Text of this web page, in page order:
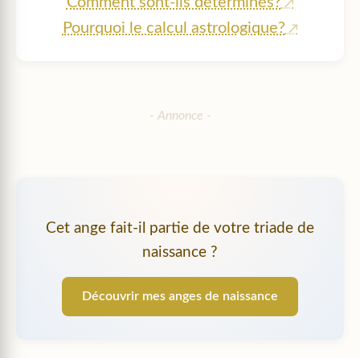
Pourquoi le calcul astrologique?
Cet ange fait-il partie de votre triade de
naissance ?
Découvrir mes anges de naissance